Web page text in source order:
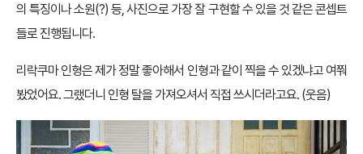
의 특징이나 소원(?) 등, 사진으로 가장 잘 구현할 수 있을 것 같은 콘셉트
들로 진행됩니다.
리락쿠마 인형은 제가 정말 좋아해서 인형과 같이 찍을 수 있겠냐고 여쭤
봤었어요. 그랬더니 인형 탈을 가져오셔서 직접 쓰시더라고요. (웃음)